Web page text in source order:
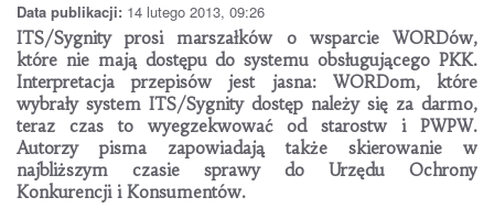
Data publikacji: 14 lutego 2013, 09:26
ITS/Sygnity prosi marszałków o wsparcie WORDów,
które nie mają dostępu do systemu obsługującego PKK.
Interpretacja przepisów jest jasna: WORDom, które
wybrały system ITS/Sygnity dostęp należy się za darmo,
teraz czas to wyegzekwować od starostw i PWPW.
Autorzy pisma zapowiadają także skierowanie w
najbliższym czasie sprawy do Urzędu Ochrony
Konkurencji i Konsumentów.